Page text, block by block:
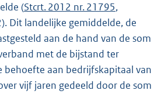
(Stcrt. 2012 nr. 21795,
Dit landelijke gemiddelde, de
aan de hand van de som
met de bijstand ter
behoefte aan bedrijfskapitaal van
vijf jaren gedeeld door de som